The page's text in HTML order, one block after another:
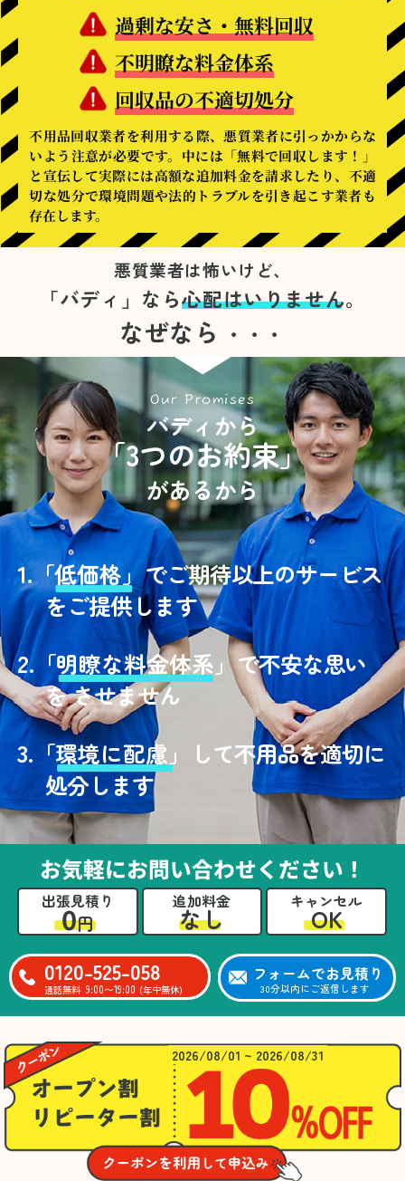
過剰な安さ・無料回収
不明瞭な料金体系
回収品の不適切処分
不用品回収業者を利用する際、悪質業者に引っかからな
いよう注意が必要です。中には「無料で回収します！」
と宣伝して実際には高額な追加料金を請求したり、不適
切な処分で環境問題や法的トラブルを引き起こす業者も
存在します。
悪質業者は怖いけど、
「バディ」なら心配はいりません。
なぜなら ・・・
Our Promises
バディから
「3つのお約束」
があるから
1.「低価格」でご期待以上のサービス
をご提供します
2.「明瞭な料金体系」で不安な思い
を させません
3. 「環境に配慮」
して不用品を適切に
処分します
お気軽にお問い合わせください！
出張見積り
0円
追加料金
なし
キャンセル
OK
0120-525-058
通話無料 9:00〜19:00 (年中無休)
フォームでお見積り
30分以内にご返信します
2026/08/01 ~ 2026/08/31